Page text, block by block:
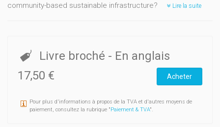
community-based sustainable infrastructure?
Lire la suite
Livre broché - En anglais
17,50 €
Acheter
Pour plus d'informations à propos de la TVA et d'autres moyens de
paiement, consultez la rubrique "Paiement & TVA".